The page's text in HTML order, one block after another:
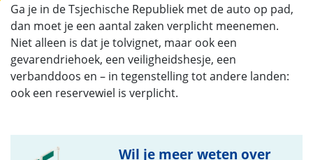
Ga je in de Tsjechische Republiek met de auto op pad,
dan moet je een aantal zaken verplicht meenemen.
Niet alleen is dat je tolvignet, maar ook een
gevarendriehoek, een veiligheidshesje, een
verbanddoos en – in tegenstelling tot andere landen:
ook een reservewiel is verplicht.
Wil je meer weten over